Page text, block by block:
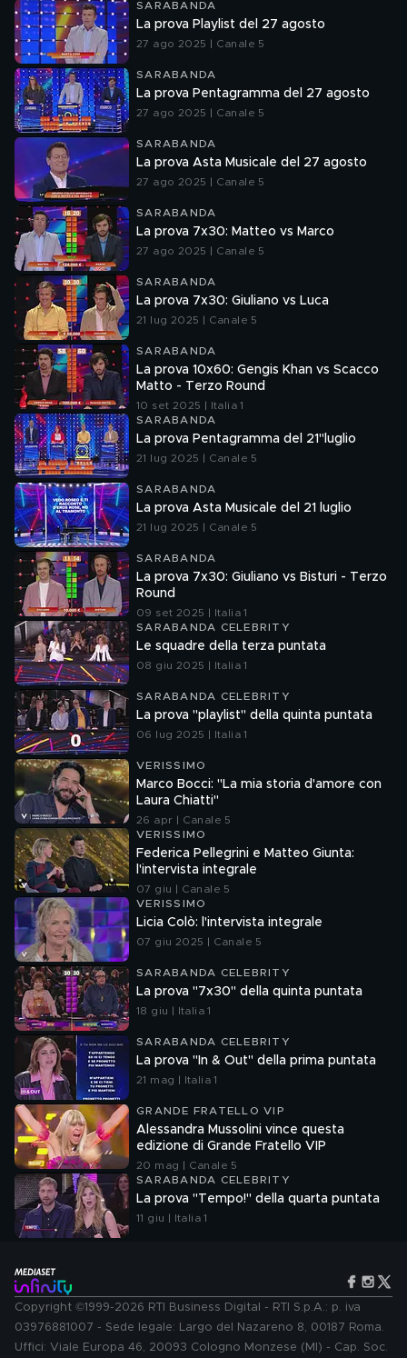
SARABANDA
La prova Playlist del 27 agosto
27 ago 2025 | Canale 5
SARABANDA
La prova Pentagramma del 27 agosto
27 ago 2025 | Canale 5
SARABANDA
La prova Asta Musicale del 27 agosto
27 ago 2025 | Canale 5
SARABANDA
La prova 7x30: Matteo vs Marco
27 ago 2025 | Canale 5
SARABANDA
La prova 7x30: Giuliano vs Luca
21 lug 2025 | Canale 5
SARABANDA
La prova 10x60: Gengis Khan vs Scacco
Matto - Terzo Round
10 set 2025 | Italia 1
SARABANDA
La prova Pentagramma del 21"luglio
21 lug 2025 | Canale 5
SARABANDA
La prova Asta Musicale del 21 luglio
21 lug 2025 | Canale 5
SARABANDA
La prova 7x30: Giuliano vs Bisturi - Terzo
Round
09 set 2025 | Italia 1
SARABANDA CELEBRITY
Le squadre della terza puntata
08 giu 2025 | Italia 1
SARABANDA CELEBRITY
La prova "playlist" della quinta puntata
06 lug 2025 | Italia 1
VERISSIMO
Marco Bocci: "La mia storia d'amore con
Laura Chiatti"
26 apr | Canale 5
VERISSIMO
Federica Pellegrini e Matteo Giunta:
l'intervista integrale
07 giu | Canale 5
VERISSIMO
Licia Colò: l'intervista integrale
07 giu 2025 | Canale 5
SARABANDA CELEBRITY
La prova "7x30" della quinta puntata
18 giu | Italia 1
SARABANDA CELEBRITY
La prova "In & Out" della prima puntata
21 mag | Italia 1
GRANDE FRATELLO VIP
Alessandra Mussolini vince questa
edizione di Grande Fratello VIP
20 mag | Canale 5
SARABANDA CELEBRITY
La prova "Tempo!" della quarta puntata
11 giu | Italia 1
Copyright ©1999-2026 RTI Business Digital - RTI S.p.A.: p. iva
03976881007 - Sede legale: Largo del Nazareno 8, 00187 Roma.
Uffici: Viale Europa 46, 20093 Cologno Monzese (MI) - Cap. Soc.